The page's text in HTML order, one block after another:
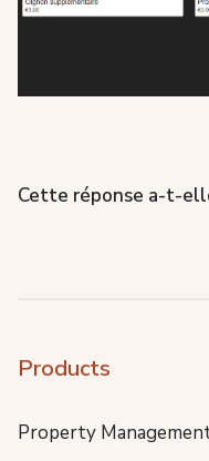
Cette réponse a-t-
Products
Property